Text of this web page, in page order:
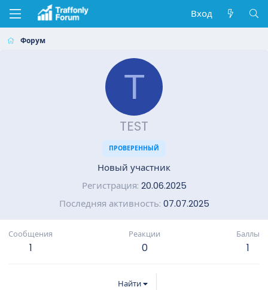
Вход
Форум
T
TEST
ПРОВЕРЕННЫЙ
Новый участник
Регистрация 20.06.2025
Последняя активность 07.07.2025
Сообщения
1
Реакции
0
Баллы
1
Найти